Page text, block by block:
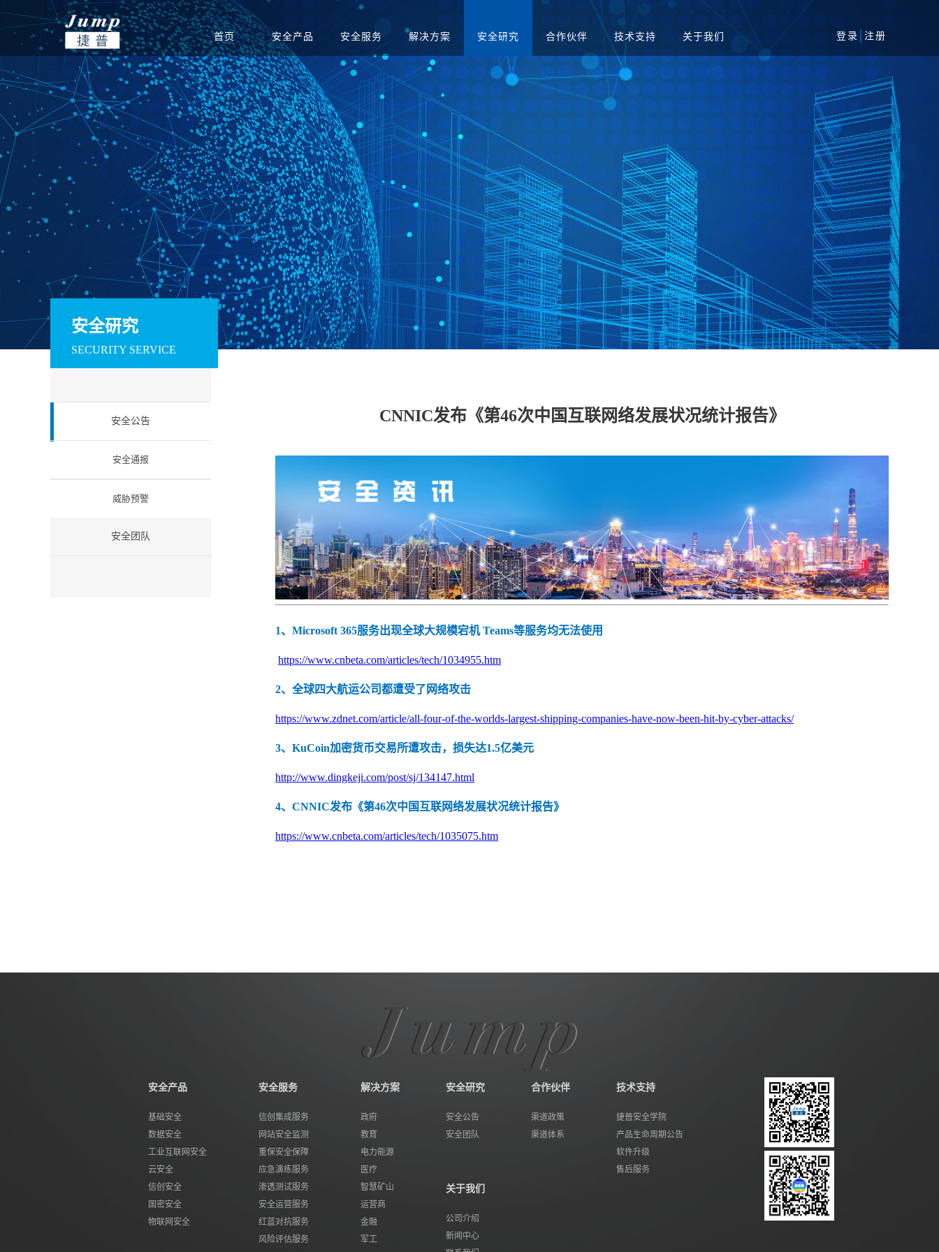
登录 注册
首页 安全产品
基础安全
运营安全
安全态势分析与协同
指挥平台
安全态势分析与管理
平台
信息安全集中管理系
统
日志审计平台 配置核查系统 资产攻击面管理平台
边界安全
防火墙 SD-WAN 双向/单向/视频网闸 入侵防御系统 病毒威胁防护系统 抗拒绝服务系统
安全检测
入侵检测系统 高级威胁监测系统 病毒威胁预警系统 信息审计
应用安全
上网行为审计系统 应用交付系统 WEB应用防火墙 网页防篡改 服务器群组防护系统 WEB漏扫系统 蜜罐系统
终端威胁防御（防病
毒）系统
网络安全准入系统 主机监控与审计系统
电子文档打印与刻录
存储介质消除系统
安全教育
训系统
网络空间安全对抗竞
网络空间安全综合靶
场系统
数据安全
安全运维管理系统
数据库审计与风险
工业互联网安全
工控网络监测审计
工控主机安全卫士 工控安全评估系统
工控安全运维管理
工控日志收集与分
IPS（信创版） IDS（信创版）
WEB应用防火墙系
统（信创版）
安全运维管理系统
（信创版）
数据库审计系统
（信创版）
网络综合审计系统
（信创版）
网络脆弱性评估系
统（信创版）
信息安全一体化集
中管理系统 （信
主机监控与审计系
统（信创版）
打印刻录安全监控
与审计系统（信创
版）
服务器审计系统
（信创版）
主机文件监测系统
（信创版）
终端安全登录系统
（信创版）
存储介质消除系统
（信创版）
物联网视频综合安
安全服务
信创集成服务 网站安全监测 重保安全保障 应急演练服务 渗透测试服务 安全运营服务 红蓝对抗服务
驻场运维服务 定期巡检服务 等级保护服务 合规咨询服务 安全培训服务
解决方案
政府 教育 电力能源 医疗 智慧矿山 运营商 金融
安全研究
安全公告
安全通报
威胁预警
安全团队
合作伙伴
渠道政策 渠道体系
技术支持
捷普安全学院 产品生命周期公告 软件升级 售后服务
关于我们
公司介绍
创新团队
创新实力
新闻中心
公司新闻
签约新闻
联系我们
集团总部
分支机构
人才招聘
社会招聘
校园招聘
安全研究
SECURITY SERVICE
安全公告
安全通报
威胁预警
安全团队
CNNIC发布《第46次中国互联网络发展状况统计报告》
1、Microsoft 365服务出现全球大规模宕机 Teams等服务均无法使用
https://www.cnbeta.com/articles/tech/1034955.htm
2、全球四大航运公司都遭受了网络攻击
https://www.zdnet.com/article/all-four-of-the-worlds-largest-shipping-companies-have-now-been-hit-by-cyber-attacks/
3、KuCoin加密货币交易所遭攻击，损失达1.5亿美元
http://www.dingkeji.com/post/sj/134147.html
4、CNNIC发布《第46次中国互联网络发展状况统计报告》
https://www.cnbeta.com/articles/tech/1035075.htm
安全产品
基础安全
数据安全
工业互联网安全
云安全
信创安全
国密安全
物联网安全
安全服务
信创集成服务
网站安全监测
重保安全保障
应急演练服务
渗透测试服务
安全运营服务
红蓝对抗服务
风险评估服务
解决方案
政府
教育
电力能源
医疗
智慧矿山
运营商
金融
军工
安全研究
安全公告
安全团队
合作伙伴
渠道政策
渠道体系
技术支持
捷普安全学院
产品生命周期公告
软件升级
售后服务
关于我们
公司介绍
新闻中心